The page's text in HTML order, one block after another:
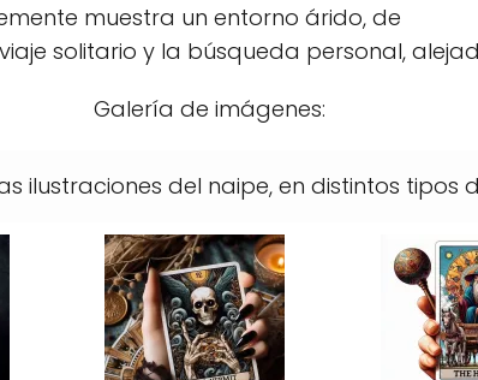
muestra un entorno árido, de
solitario y la búsqueda personal,
Galería de imágenes:
ilustraciones del naipe, en distintos tipos